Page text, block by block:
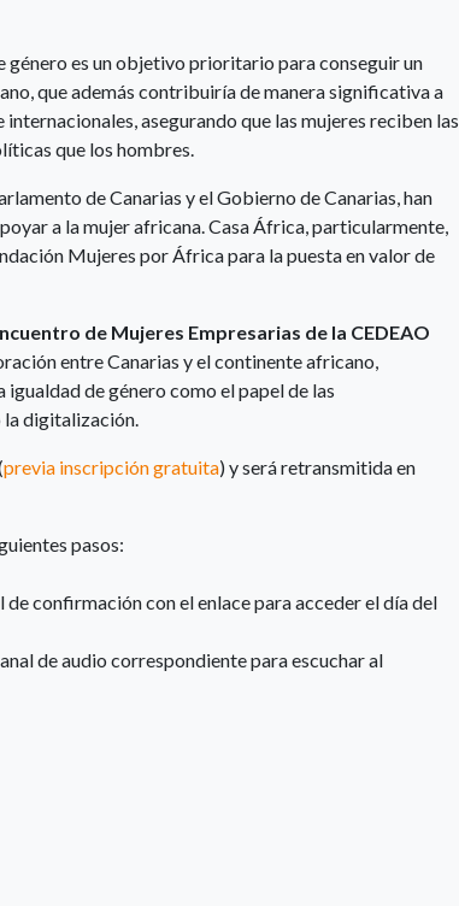
género es un objetivo prioritario para conseguir un
que además contribuiría de manera significativa a
asegurando que las mujeres reciben las
que los hombres.
de Canarias y el Gobierno de Canarias, han
a la mujer africana. Casa África, particularmente,
Mujeres por África para la puesta en valor de
de Mujeres Empresarias de la CEDEAO
entre Canarias y el continente africano,
de género como el papel de las
digitalización.
previa inscripción gratuita) y será retransmitida en
pasos:
confirmación con el enlace para acceder el día del
de audio correspondiente para escuchar al